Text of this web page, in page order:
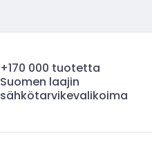
+170 000 tuotetta
Suomen laajin
sähkötarvikevalikoima